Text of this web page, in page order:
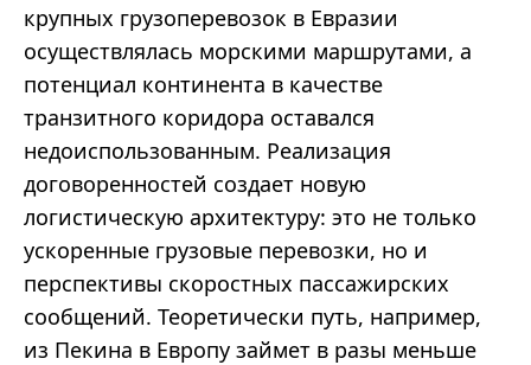
крупных грузоперевозок в Евразии
осуществлялась морскими маршрутами, а
потенциал континента в качестве
транзитного коридора оставался
недоиспользованным. Реализация
договоренностей создает новую
логистическую архитектуру: это не только
ускоренные грузовые перевозки, но и
перспективы скоростных пассажирских
сообщений. Теоретически путь, например,
из Пекина в Европу займет в разы меньше